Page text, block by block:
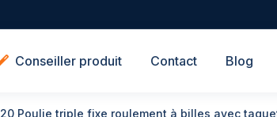
Conseiller produit Contact Blog
20 Poulie triple fixe roulement à billes avec